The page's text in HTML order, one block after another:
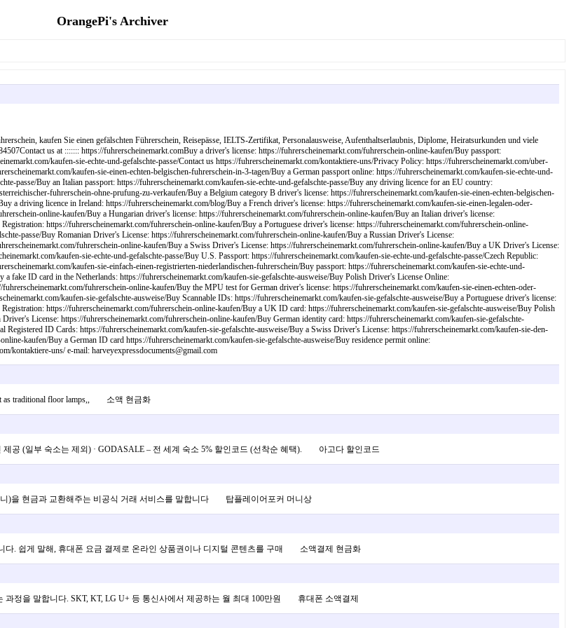
OrangePi's Archiver
kaufen Sie einen gefälschten Führerschein, Reisepässe, IELTS-Zertifikat, Personalausweise, Aufenthaltserlaubnis, Diplome, Heiratsurkunden und viele
us at ::::::: https://fuhrerscheinemarkt.comBuy a driver's license: https://fuhrerscheinemarkt.com/fuhrerschein-online-kaufen/Buy passport:
kaufen-sie-echte-und-gefalschte-passe/Contact us https://fuhrerscheinemarkt.com/kontaktiere-uns/Privacy Policy: https://fuhrerscheinemarkt.com/uber-
kaufen-sie-einen-echten-belgischen-fuhrerschein-in-3-tagen/Buy a German passport online: https://fuhrerscheinemarkt.com/kaufen-sie-echte-und-
passe/Buy an Italian passport: https://fuhrerscheinemarkt.com/kaufen-sie-echte-und-gefalschte-passe/Buy any driving licence for an EU country:
fuhrerschein-ohne-prufung-zu-verkaufen/Buy a Belgium category B driver's license: https://fuhrerscheinemarkt.com/kaufen-sie-einen-echten-belgischen-
a driving licence in Ireland: https://fuhrerscheinemarkt.com/blog/Buy a French driver's license: https://fuhrerscheinemarkt.com/kaufen-sie-einen-legalen-oder-
online-kaufen/Buy a Hungarian driver's license: https://fuhrerscheinemarkt.com/fuhrerschein-online-kaufen/Buy an Italian driver's license:
https://fuhrerscheinemarkt.com/fuhrerschein-online-kaufen/Buy a Portuguese driver's license: https://fuhrerscheinemarkt.com/fuhrerschein-online-
passe/Buy Romanian Driver's License: https://fuhrerscheinemarkt.com/fuhrerschein-online-kaufen/Buy a Russian Driver's License:
fuhrerschein-online-kaufen/Buy a Swiss Driver's License: https://fuhrerscheinemarkt.com/fuhrerschein-online-kaufen/Buy a UK Driver's License:
kaufen-sie-echte-und-gefalschte-passe/Buy U.S. Passport: https://fuhrerscheinemarkt.com/kaufen-sie-echte-und-gefalschte-passe/Czech Republic:
kaufen-sie-einfach-einen-registrierten-niederlandischen-fuhrerschein/Buy passport: https://fuhrerscheinemarkt.com/kaufen-sie-echte-und-
fake ID card in the Netherlands: https://fuhrerscheinemarkt.com/kaufen-sie-gefalschte-ausweise/Buy Polish Driver's License Online:
fuhrerschein-online-kaufen/Buy the MPU test for German driver's license: https://fuhrerscheinemarkt.com/kaufen-sie-einen-echten-oder-
kaufen-sie-gefalschte-ausweise/Buy Scannable IDs: https://fuhrerscheinemarkt.com/kaufen-sie-gefalschte-ausweise/Buy a Portuguese driver's license:
https://fuhrerscheinemarkt.com/fuhrerschein-online-kaufen/Buy a UK ID card: https://fuhrerscheinemarkt.com/kaufen-sie-gefalschte-ausweise/Buy Polish
License: https://fuhrerscheinemarkt.com/fuhrerschein-online-kaufen/Buy German identity card: https://fuhrerscheinemarkt.com/kaufen-sie-gefalschte-
ID Cards: https://fuhrerscheinemarkt.com/kaufen-sie-gefalschte-ausweise/Buy a Swiss Driver's License: https://fuhrerscheinemarkt.com/kaufen-sie-den-
kaufen/Buy a German ID card https://fuhrerscheinemarkt.com/kaufen-sie-gefalschte-ausweise/Buy residence permit online:
kontaktiere-uns/ e-mail: harveyexpressdocuments@gmail.com
as traditional floor lamps,, 소액 현금화
제공 (일부 숙소는 제외) · GODASALE – 전 세계 숙소 5% 할인코드 (선착순 혜택). 아고다 할인코드
)을 현금과 교환해주는 비공식 거래 서비스를 말합니다 탑플레이어포커 머니상
다. 쉽게 말해, 휴대폰 요금 결제로 온라인 상품권이나 디지털 콘텐츠를 구매 소액결제 현금화
과정을 말합니다. SKT, KT, LG U+ 등 통신사에서 제공하는 월 최대 100만원 휴대폰 소액결제